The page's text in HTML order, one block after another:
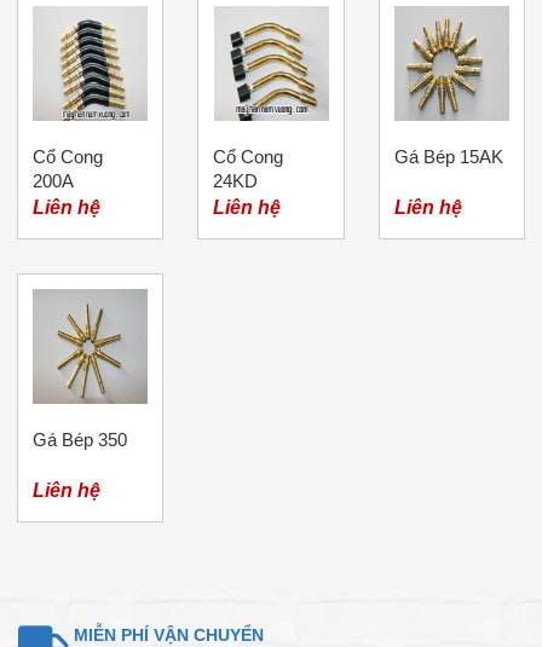
Cổ Cong
200A
Liên hệ
Cổ Cong
24KD
Liên hệ
Gá Bép 15AK
Liên hệ
Gá Bép 350
Liên hệ
MIỄN PHÍ VẬN CHUYỂN